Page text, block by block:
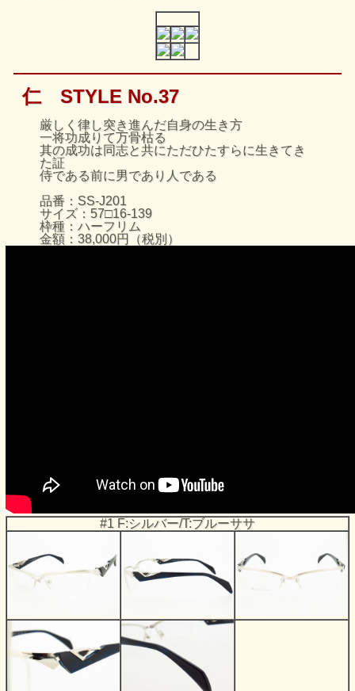
仁 STYLE No.37
厳しく律し突き進んだ自身の生き方
一将功成りて万骨枯る
其の成功は同志と共にただひたすらに生きてき
た証
侍である前に男であり人である
品番：SS-J201
サイズ：57□16-139
枠種：ハーフリム
金額：38,000円（税別）
#1 F:シルバー/T:ブルーササ